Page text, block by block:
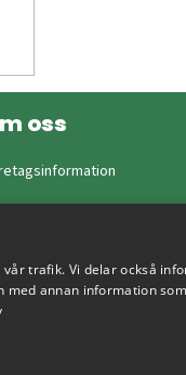
oss
trafik. Vi delar också
annan information